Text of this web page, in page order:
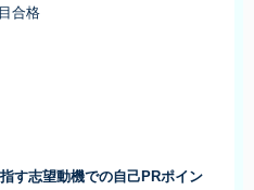
合格
す志望動機での自己PRポイン